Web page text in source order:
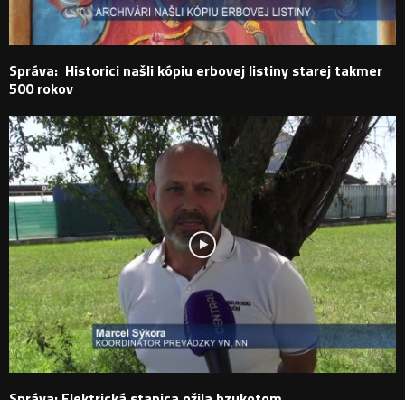
Správa: Historici našli kópiu erbovej listiny starej takmer
500 rokov